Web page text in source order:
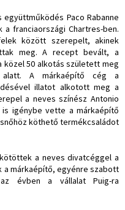
Paco Rabanne
franciaországi Chartres-ben.
között szerepelt, akinek
meg. A recept bevált, a
közel 50 alkotás született meg
alatt. A márkaépítő cég a
illatot alkotott meg a
a neves színész Antonio
is igénybe vette a márkaépítő
köthető termékcsaládot
a neves divatcéggel a
a márkaépítő, egyénre szabott
évben a vállalat Puig-ra